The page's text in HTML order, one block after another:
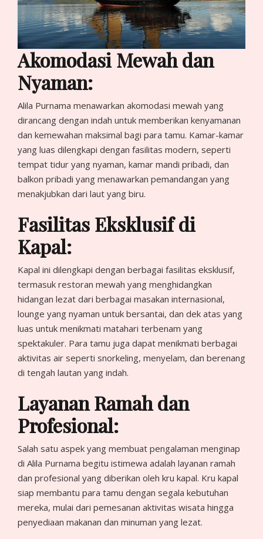
Akomodasi Mewah dan
Nyaman:
Alila Purnama menawarkan akomodasi mewah yang
dirancang dengan indah untuk memberikan kenyamanan
dan kemewahan maksimal bagi para tamu. Kamar-kamar
yang luas dilengkapi dengan fasilitas modern, seperti
tempat tidur yang nyaman, kamar mandi pribadi, dan
balkon pribadi yang menawarkan pemandangan yang
menakjubkan dari laut yang biru.
Fasilitas Eksklusif di
Kapal:
Kapal ini dilengkapi dengan berbagai fasilitas eksklusif,
termasuk restoran mewah yang menghidangkan
hidangan lezat dari berbagai masakan internasional,
lounge yang nyaman untuk bersantai, dan dek atas yang
luas untuk menikmati matahari terbenam yang
spektakuler. Para tamu juga dapat menikmati berbagai
aktivitas air seperti snorkeling, menyelam, dan berenang
di tengah lautan yang indah.
Layanan Ramah dan
Profesional:
Salah satu aspek yang membuat pengalaman menginap
di Alila Purnama begitu istimewa adalah layanan ramah
dan profesional yang diberikan oleh kru kapal. Kru kapal
siap membantu para tamu dengan segala kebutuhan
mereka, mulai dari pemesanan aktivitas wisata hingga
penyediaan makanan dan minuman yang lezat.